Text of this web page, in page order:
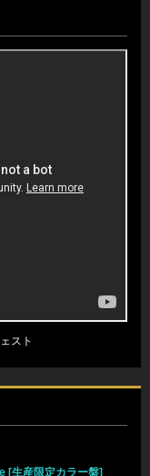
スト
[生産限定カラー盤]